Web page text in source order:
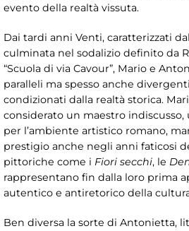
evento della realtà vissuta.
Dai tardi anni Venti, caratterizzati
culminata nel sodalizio definito da
“Scuola di via Cavour”, Mario e
paralleli ma spesso anche
condizionati dalla realtà storica.
considerato un maestro
per l’ambiente artistico romano,
prestigio anche negli anni faticosi
pittoriche come i Fiori secchi, le
rappresentano fin dalla loro prima
autentico e antiretorico della
Ben diversa la sorte di Antonietta,